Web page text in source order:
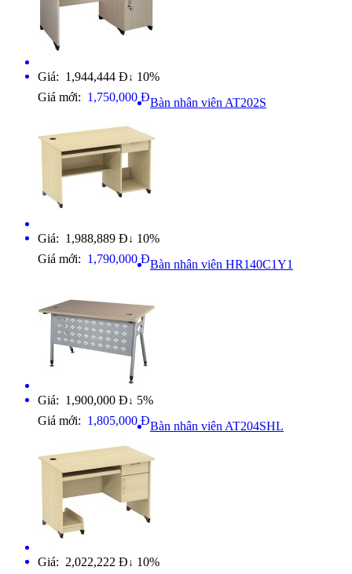
Giá: 1,944,444 Đ ↓ 10%
Giá mới: 1,750,000 ĐBàn nhân viên AT202S
Giá: 1,988,889 Đ ↓ 10%
Giá mới: 1,790,000 ĐBàn nhân viên HR140C1Y1
Giá: 1,900,000 Đ ↓ 5%
Giá mới: 1,805,000 ĐBàn nhân viên AT204SHL
Giá: 2,022,222 Đ ↓ 10%